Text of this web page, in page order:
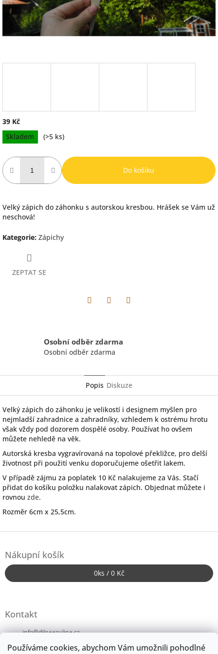
Používáme cookies, abychom Vám umožnili pohodlné
39 Kč
Měrná
cena:
Skladem (>5 ks)
Do košíku
Velký zápich do záhonku s autorskou kresbou. Hrášek se Vám už
neschová!
Kategorie: Zápichy
ZEPTAT SE
Osobní odběr zdarma
Osobní odběr zdarma
Popis Diskuze
Velký zápich do záhonku je velikostí i designem myšlen pro
nejmladší zahradnice a zahradníky, vzhledem k ostrému hrotu
však vždy pod dozorem dospělé osoby. Používat ho ovšem
můžete nehledě na věk.
Autorská kresba vygravírovaná na topolové překližce, pro delší
životnost při použití venku doporučujeme ošetřit lakem.
V případě zájmu za poplatek 10 Kč nalakujeme za Vás. Stačí
přidat do košíku položku nalakovat zápich. Objednat můžete i
rovnou zde.
Rozměr 6cm x 25,5cm.
Z
Nákupní košík
0ks / 0 Kč
Kontakt
info@dilnaazulina.cz
+420724246152